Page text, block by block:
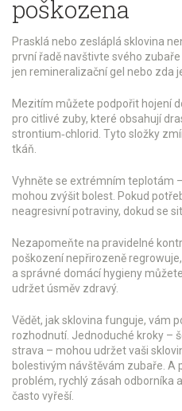
poškozena
Prasklá nebo zesláplá sklovina
první řadě navštivte svého
jen remineralizační gel nebo zda
Mezitím můžete podpořit hojení
pro citlivé zuby, které obsahují
strontium‑chlorid. Tyto složky
tkáň.
Vyhněte se extrémním teplotám
mohou zvýšit bolest. Pokud
neagresivní potraviny, dokud se
Nezapomeňte na pravidelné
poškození nepřirozeně
a správné domácí hygieny
udržet úsměv zdravý.
Vědět, jak sklovina funguje, vám
rozhodnutí. Jednoduché kroky –
strava – mohou udržet vaši
bolestivým návštěvám zubaře. A
problém, rychlý zásah odborníka
často vyřeší.